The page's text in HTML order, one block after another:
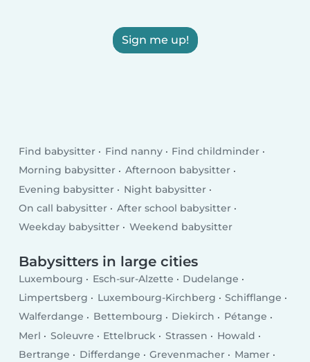
Sign me up!
Find babysitter Find nanny
Find childminder
Morning babysitter
Afternoon babysitter
Evening babysitter
Night babysitter
On call babysitter
After school babysitter
Weekday babysitter
Weekend babysitter
Babysitters in large cities
Luxembourg Esch-sur-Alzette
Dudelange
Limpertsberg
Luxembourg-Kirchberg
Schifflange
Walferdange
Bettembourg Diekirch
Pétange
Merl
Soleuvre Ettelbruck Strassen
Howald
Bertrange
Differdange Grevenmacher
Mamer